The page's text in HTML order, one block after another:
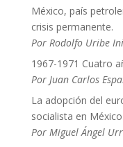
México, país
crisis permanente.
Por Rodolfo Uribe
1967-1971 Cuatro
Por Juan Carlos
La adopción del
socialista en México.
Por Miguel Ángel